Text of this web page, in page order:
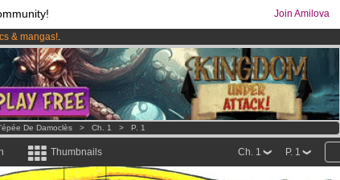
Join Amilova
& mangas!.
month !Get membership now
De Damoclès > Ch. 1 > P. 1
Thumbnails P. 1
Ch. 1